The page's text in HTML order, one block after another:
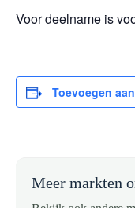
Voor deelname is
Toevoegen
Meer markten